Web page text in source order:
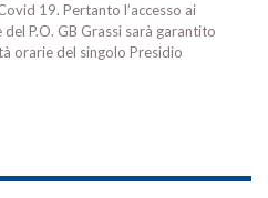
19. Pertanto l’accesso ai
P.O. GB Grassi sarà garantito
orarie del singolo Presidio